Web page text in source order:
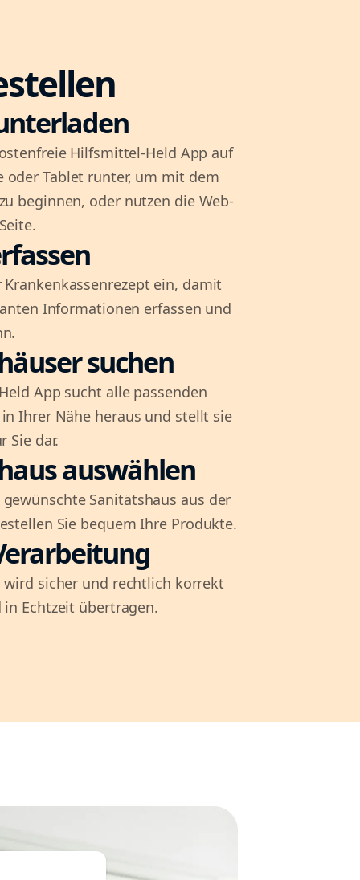
Hilfsmittel-Held App auf
oder Tablet runter, um mit dem
beginnen, oder nutzen die Web-
Krankenkassenrezept ein, damit
Informationen erfassen und
suchen
App sucht alle passenden
Ihrer Nähe heraus und stellt sie
Sie dar.
auswählen
gewünschte Sanitätshaus aus der
Sie bequem Ihre Produkte.
sicher und rechtlich korrekt
Echtzeit übertragen.